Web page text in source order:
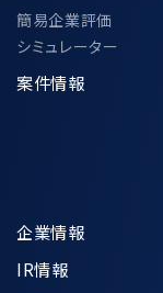
簡易企業評価
シミュレーター
案件情報
企業情報
IR情報